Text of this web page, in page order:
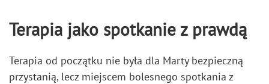
Terapia jako spotkanie z prawdą
Terapia od początku nie była dla Marty bezpieczną
przystanią, lecz miejscem bolesnego spotkania z